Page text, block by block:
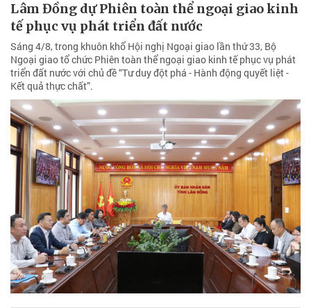
Lâm Đồng dự Phiên toàn thể ngoại giao kinh
tế phục vụ phát triển đất nước
Sáng 4/8, trong khuôn khổ Hội nghị Ngoại giao lần thứ 33, Bộ
Ngoại giao tổ chức Phiên toàn thể ngoại giao kinh tế phục vụ phát
triển đất nước với chủ đề “Tư duy đột phá - Hành động quyết liệt -
Kết quả thực chất”.